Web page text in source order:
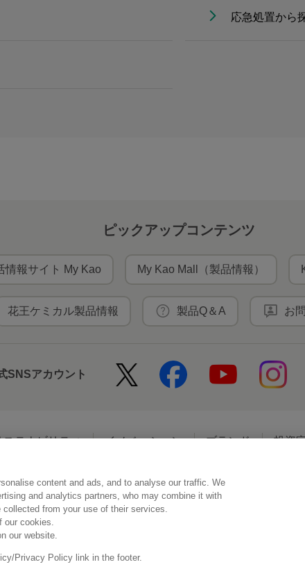
応急処置から
ピックアップコンテンツ
情報サイト My Kao My Kao Mall（製品情報）
花王ケミカル製品情報 製品Q＆A お
SNSアカウント
ステナビリティ イノベーション ブランド 投資
王のアクセシビリティ 個人情報保護方針 利用者情報の外部送信
content and ads, and to analyse our traffic. We
and analytics partners, who may combine it with
collected from your use of their services.
our cookies.
our website.
Privacy Policy link in the footer.